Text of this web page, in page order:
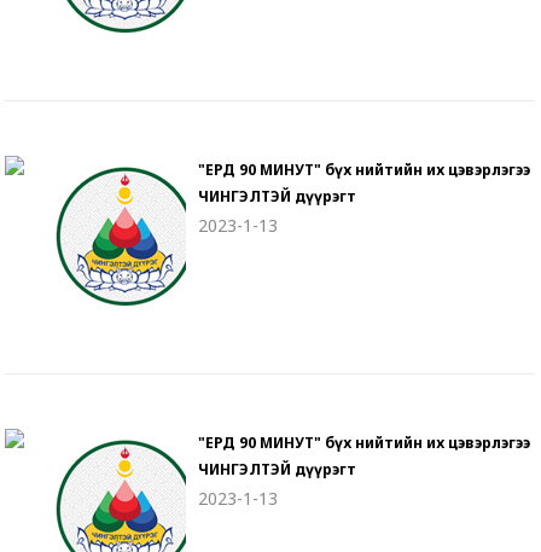
"ЕРДӨӨ 90 МИНУТ" бүх нийтийн их цэвэрлэгээ
ЧИНГЭЛТЭЙ дүүрэгт
2023-1-13
"ЕРДӨӨ 90 МИНУТ" бүх нийтийн их цэвэрлэгээ
ЧИНГЭЛТЭЙ дүүрэгт
2023-1-13